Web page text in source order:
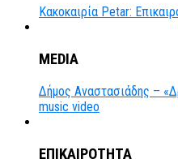
Κακοκαιρία Petar:
MEDIA
Δήμος Αναστασιάδης –
music video
ΕΠΙΚΑΙΡΟΤΗΤΑ